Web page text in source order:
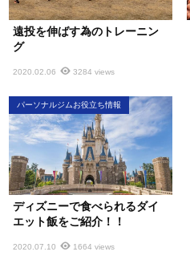
遠投を伸ばす為のトレーニン
グ
2020.02.06 3284 views
パーソナルジムお役立ち情報
ディズニーで食べられるダイ
エット飯をご紹介！！
2020.07.10 1664 views